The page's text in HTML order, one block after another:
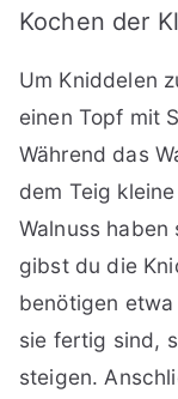
Kochen der
Um Kniddelen
einen Topf mit
Während das
dem Teig
Walnuss haben
gibst du die
benötigen
sie fertig sind,
steigen.